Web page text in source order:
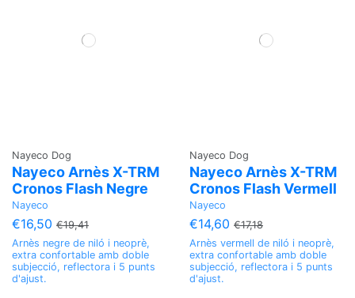
Nayeco Dog
Nayeco Arnès X-TRM
Cronos Flash Negre
Nayeco
€16,50 €19,41
Arnès negre de niló i neoprè,
extra confortable amb doble
subjecció, reflectora i 5 punts
d'ajust.
Nayeco Dog
Nayeco Arnès X-TRM
Cronos Flash Vermell
Nayeco
€14,60 €17,18
Arnès vermell de niló i neoprè,
extra confortable amb doble
subjecció, reflectora i 5 punts
d'ajust.